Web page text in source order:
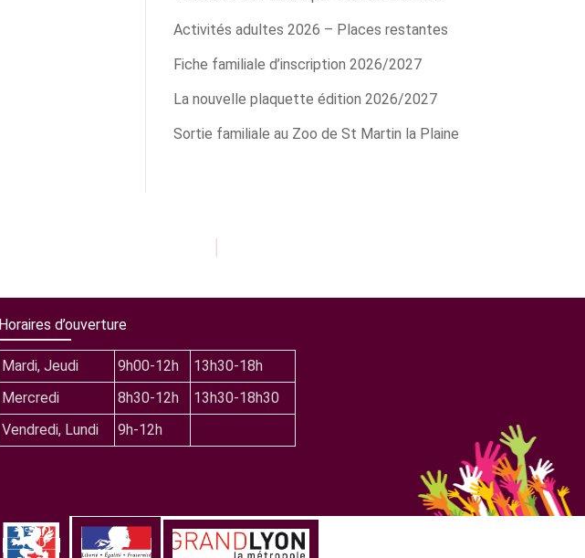
Activités adultes 2026 – Places restantes
Fiche familiale d’inscription 2026/2027
La nouvelle plaquette édition 2026/2027
Sortie familiale au Zoo de St Martin la Plaine
Horaires d’ouverture
Mardi, Jeudi 9h00-12h
13h30-18h
Mercredi
8h30-12h
13h30-18h30
Vendredi, Lundi
9h-12h